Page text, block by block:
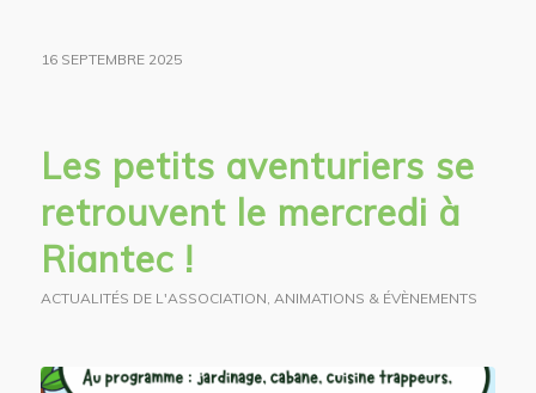
16 SEPTEMBRE 2025
Les petits aventuriers se
retrouvent le mercredi à
Riantec !
ACTUALITÉS DE L'ASSOCIATION, ANIMATIONS & ÉVÈNEMENTS